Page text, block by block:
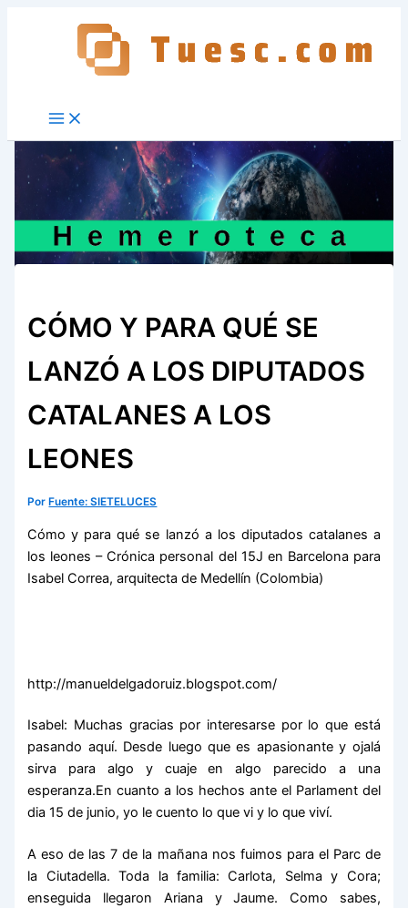
CÓMO Y PARA QUÉ SE
LANZÓ A LOS DIPUTADOS
CATALANES A LOS
LEONES
Por Fuente: SIETELUCES
Cómo y para qué se lanzó a los diputados catalanes a
los leones – Crónica personal del 15J en Barcelona para
Isabel Correa, arquitecta de Medellín (Colombia)
http://manueldelgadoruiz.blogspot.com/
Isabel: Muchas gracias por interesarse por lo que está
pasando aquí. Desde luego que es apasionante y ojalá
sirva para algo y cuaje en algo parecido a una
esperanza.En cuanto a los hechos ante el Parlament del
dia 15 de junio, yo le cuento lo que vi y lo que viví.
A eso de las 7 de la mañana nos fuimos para el Parc de
la Ciutadella. Toda la familia: Carlota, Selma y Cora;
enseguida llegaron Ariana y Jaume. Como sabes,